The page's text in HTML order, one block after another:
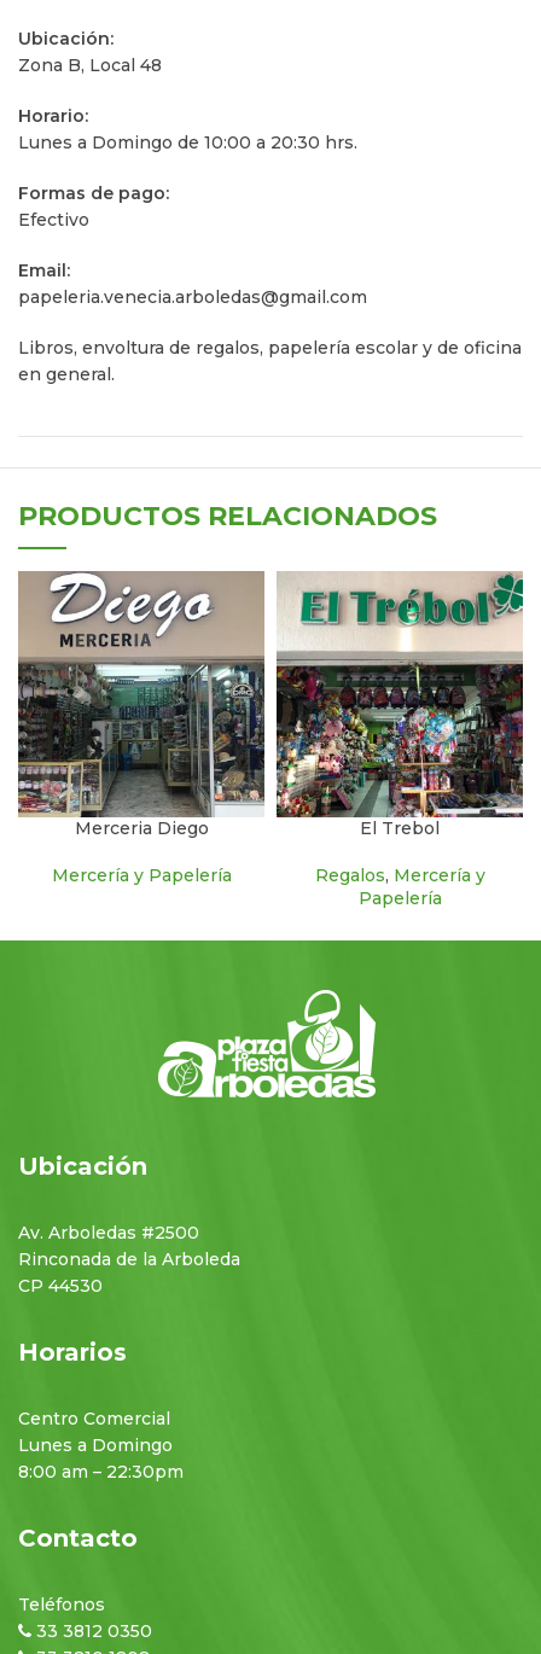
Ubicación:
Zona B, Local 48
Horario:
Lunes a Domingo de 10:00 a 20:30 hrs.
Formas de pago:
Efectivo
Email:
papeleria.venecia.arboledas@gmail.com
Libros, envoltura de regalos, papelerí­a escolar y de oficina
en general.
PRODUCTOS RELACIONADOS
Merceria Diego
Mercería y Papelería
El Trebol
Regalos, Mercería y
Papelería
Ubicación
Av. Arboledas #2500
Rinconada de la Arboleda
CP 44530
Horarios
Centro Comercial
Lunes a Domingo
8:00 am – 22:30pm
Contacto
Teléfonos
33 3812 0350